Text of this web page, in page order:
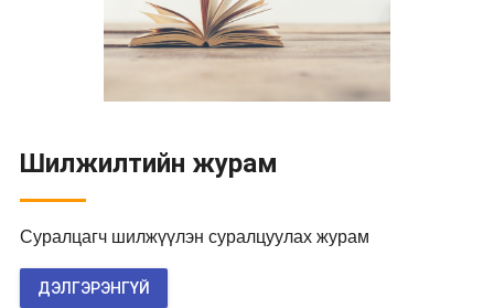
Шилжилтийн журам
Суралцагч шилжүүлэн суралцуулах журам
ДЭЛГЭРЭНГҮЙ